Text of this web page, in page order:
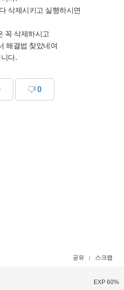
삭제시키고 실행하시면
꼭 삭제하시고
해결법 찾았네여
다.
0
공유 스크랩
EXP 60%